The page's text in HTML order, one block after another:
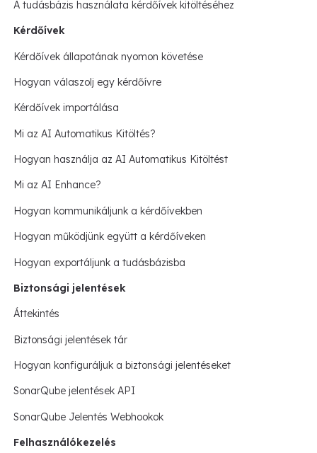
A tudásbázis használata kérdőívek kitöltéséhez
Kérdőívek
Kérdőívek állapotának nyomon követése
Hogyan válaszolj egy kérdőívre
Kérdőívek importálása
Mi az AI Automatikus Kitöltés?
Hogyan használja az AI Automatikus Kitöltést
Mi az AI Enhance?
Hogyan kommunikáljunk a kérdőívekben
Hogyan működjünk együtt a kérdőíveken
Hogyan exportáljunk a tudásbázisba
Biztonsági jelentések
Áttekintés
Biztonsági jelentések tár
Hogyan konfiguráljuk a biztonsági jelentéseket
SonarQube jelentések API
SonarQube Jelentés Webhookok
Felhasználókezelés